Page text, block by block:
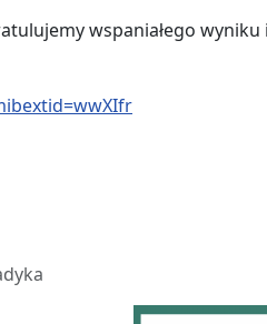
wspaniałego